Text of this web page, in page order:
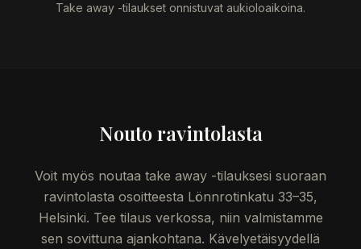
Take away -tilaukset onnistuvat aukioloaikoina.
Nouto ravintolasta
Voit myös noutaa take away -tilauksesi suoraan
ravintolasta osoitteesta Lönnrotinkatu 33–35,
Helsinki. Tee tilaus verkossa, niin valmistamme
sen sovittuna ajankohtana. Kävelyetäisyydellä